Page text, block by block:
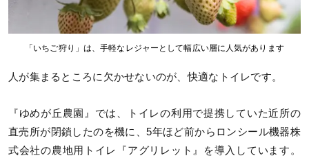
「いちご狩り」は、手軽なレジャーとして幅広い層に人気があります
人が集まるところに欠かせないのが、快適なトイレです。
『ゆめが丘農園』では、トイレの利用で提携していた近所の
直売所が閉鎖したのを機に、5年ほど前からロンシール機器株
式会社の農地用トイレ『アグリレット』を導入しています。